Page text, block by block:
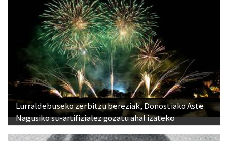
Lurraldebuseko zerbitzu bereziak, Donostiako Aste
Nagusiko su-artifizialez gozatu ahal izateko